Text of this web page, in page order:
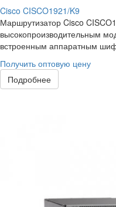
Cisco CISCO1921/K9
Маршрутизатор Cisco
высокопроизводительным
встроенным аппаратным
Получить оптовую цену
Подробнее